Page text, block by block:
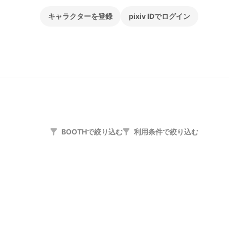
キャラクターを登録 pixiv IDでログイン
BOOTHで絞り込む 利用条件で絞り込む